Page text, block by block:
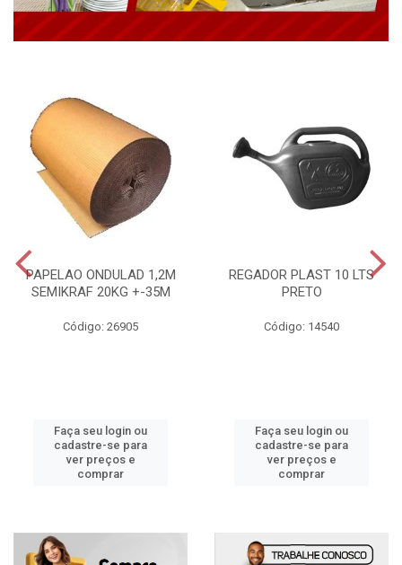
PAPELAO ONDULAD 1,2M
SEMIKRAF 20KG +-35M
Código: 26905
Faça seu login ou
cadastre-se para
ver preços e
comprar
REGADOR PLAST 10 LTS
PRETO
Código: 14540
Faça seu login ou
cadastre-se para
ver preços e
comprar